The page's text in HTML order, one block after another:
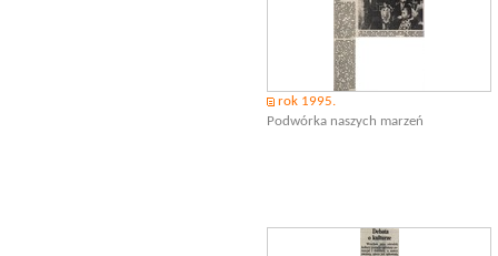
rok 1995.
Podwórka naszych marzeń